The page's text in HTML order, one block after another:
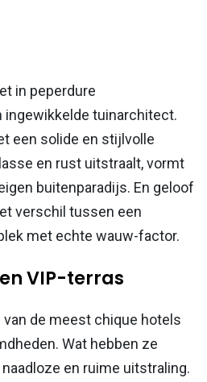
in peperdure
tuinarchitect.
een solide en stijlvolle
en rust uitstraalt, vormt
buitenparadijs. En geloof
verschil tussen een
met echte wauw-factor.
VIP-terras
van de meest chique hotels
Wat hebben ze
en ruime uitstraling.